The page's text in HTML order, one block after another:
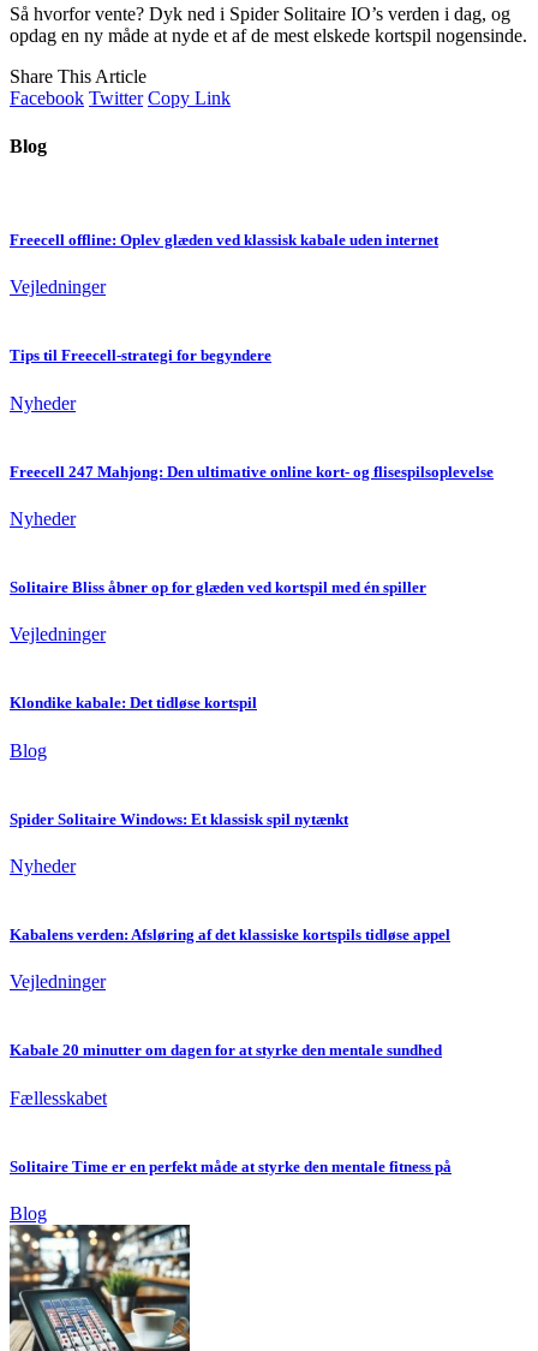
Så hvorfor vente? Dyk ned i Spider Solitaire IO’s verden i dag, og
opdag en ny måde at nyde et af de mest elskede kortspil nogensinde.
Share This Article
Facebook Twitter Copy Link
Blog
Freecell offline: Oplev glæden ved klassisk kabale uden internet
Vejledninger
Tips til Freecell-strategi for begyndere
Nyheder
Freecell 247 Mahjong: Den ultimative online kort- og flisespilsoplevelse
Nyheder
Solitaire Bliss åbner op for glæden ved kortspil med én spiller
Vejledninger
Klondike kabale: Det tidløse kortspil
Blog
Spider Solitaire Windows: Et klassisk spil nytænkt
Nyheder
Kabalens verden: Afsløring af det klassiske kortspils tidløse appel
Vejledninger
Kabale 20 minutter om dagen for at styrke den mentale sundhed
Fællesskabet
Solitaire Time er en perfekt måde at styrke den mentale fitness på
Blog